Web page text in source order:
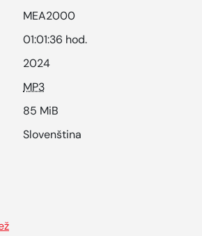
MEA2000
01:01:36 hod.
2024
MP3
85 MiB
Slovenština